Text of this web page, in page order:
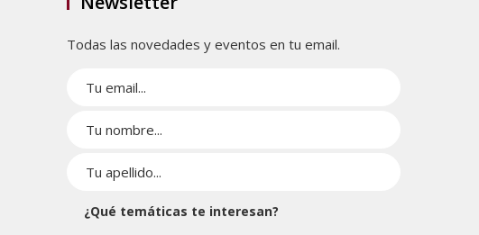
Todas las novedades y eventos en tu email.
¿Qué temáticas te interesan?